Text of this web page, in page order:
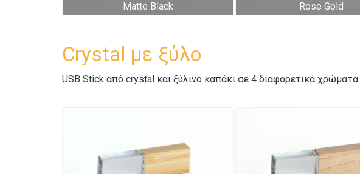
Matte Black Rose Gold
Crystal με ξύλο
USB Stick από crystal και ξύλινο καπάκι σε 4 διαφορετικά χρώματα.